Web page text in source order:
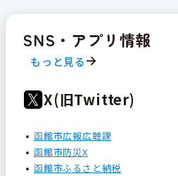
SNS・アプリ情報
もっと見る
X(旧Twitter)
函館市広報広聴課
函館市防災X
函館市ふるさと納税